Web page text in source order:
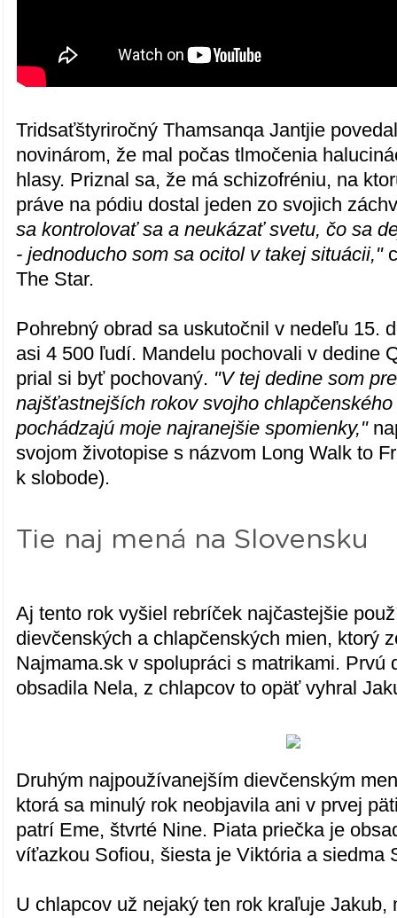
Tridsaťštyriročný Thamsanqa Jantjie
novinárom, že mal počas tlmočenia
hlasy. Priznal sa, že má schizofréniu, na
práve na pódiu dostal jeden zo svojich
sa kontrolovať sa a neukázať svetu, čo sa
- jednoducho som sa ocitol v takej situácii,"
The Star.
Pohrebný obrad sa uskutočnil v nedeľu 15.
asi 4 500 ľudí. Mandelu pochovali v dedine
prial si byť pochovaný. "V tej dedine som
najšťastnejších rokov svojho
pochádzajú moje najranejšie spomienky,"
svojom životopise s názvom Long Walk to
k slobode).
Tie naj mená na Slovensku
Aj tento rok vyšiel rebríček najčastejšie
dievčenských a chlapčenských mien, ktorý
Najmama.sk v spolupráci s matrikami. Prvú
obsadila Nela, z chlapcov to opäť vyhral
Druhým najpoužívanejším dievčenským
ktorá sa minulý rok neobjavila ani v prvej
patrí Eme, štvrté Nine. Piata priečka je
víťazkou Sofiou, šiesta je Viktória a siedma
U chlapcov už nejaký ten rok kraľuje Jakub,